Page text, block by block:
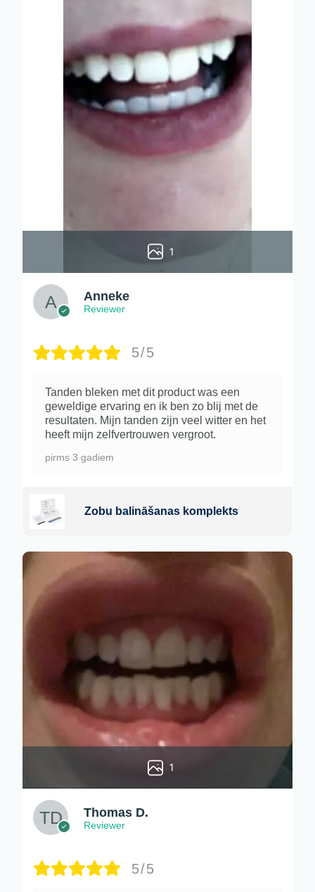
1
Anneke
Reviewer
5/5
Tanden bleken met dit product was een
geweldige ervaring en ik ben zo blij met de
resultaten. Mijn tanden zijn veel witter en het
heeft mijn zelfvertrouwen vergroot.
pirms 3 gadiem
Zobu balināšanas komplekts
1
Thomas D.
Reviewer
5/5